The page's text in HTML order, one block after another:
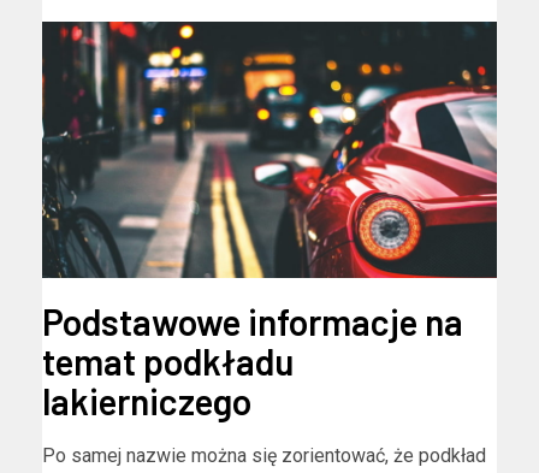
Podstawowe informacje na
temat podkładu
lakierniczego
Po samej nazwie można się zorientować, że podkład